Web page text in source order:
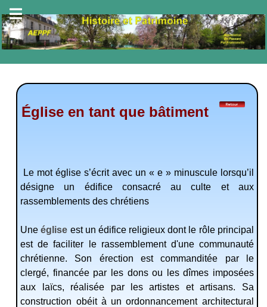
Église en tant que bâtiment
Le mot église s’écrit avec un « e » minuscule lorsqu’il
désigne un édifice consacré au culte et aux
rassemblements des chrétiens
Uneéglise est un édifice religieux dont le rôle principal
est de faciliter le rassemblement d'une communauté
chrétienne. Son érection est commanditée par le
clergé, financée par les dons ou les dîmes imposées
aux laïcs, réalisée par les artistes et artisans. Sa
construction obéit à un ordonnancement architectural